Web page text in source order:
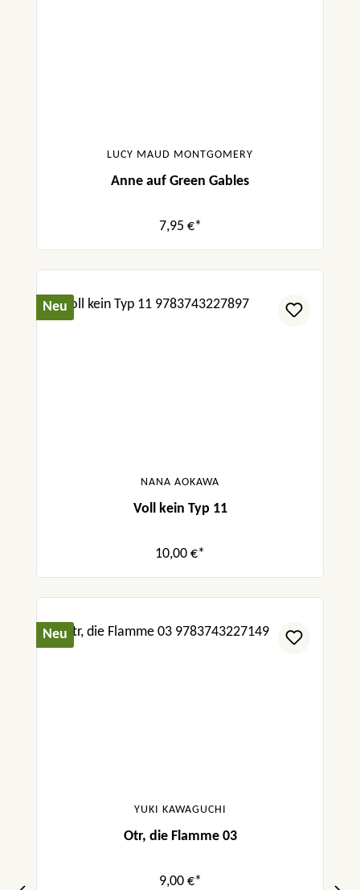
LUCY MAUD MONTGOMERY
Anne auf Green Gables
7,95 €*
Neu
NANA AOKAWA
Voll kein Typ 11
10,00 €*
Neu
YUKI KAWAGUCHI
Otr, die Flamme 03
9,00 €*